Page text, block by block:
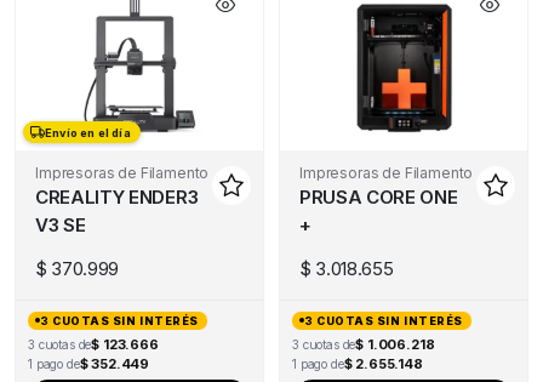
Envío en el día
Envío en el día
Impresoras de Filamento
CREALITY ENDER3
V3 SE
$ 370.999
3 CUOTAS SIN INTERÉS
3 cuotas de$ 123.666
1 pago de$ 352.449
Impresoras de Filamento
PRUSA CORE ONE
+
$ 3.018.655
3 CUOTAS SIN INTERÉS
3 cuotas de$ 1.006.218
1 pago de$ 2.655.148